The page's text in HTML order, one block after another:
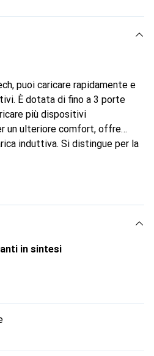
puoi caricare rapidamente e
È dotata di fino a 3 porte
più dispositivi
un ulteriore comfort, offre
induttiva. Si distingue per la
ai pannelli solari integrati.
in sintesi